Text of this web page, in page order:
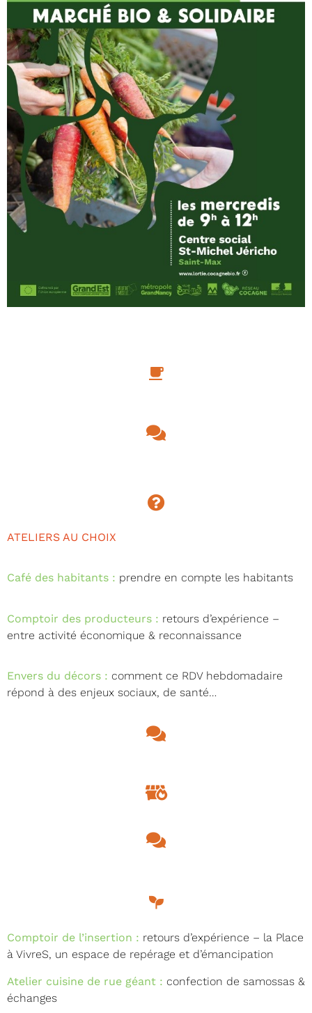
ATELIERS AU CHOIX
Café des habitants : prendre en compte les habitants
Comptoir des producteurs : retours d’expérience –
entre activité économique & reconnaissance
Envers du décors : comment ce RDV hebdomadaire
répond à des enjeux sociaux, de santé…
Comptoir de l’insertion : retours d’expérience – la Place
à VivreS, un espace de repérage et d’émancipation
Atelier cuisine de rue géant : confection de samossas &
échanges